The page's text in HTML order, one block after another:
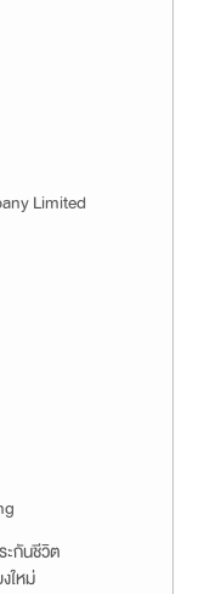
Limited
กันชีวิต
ใหม่